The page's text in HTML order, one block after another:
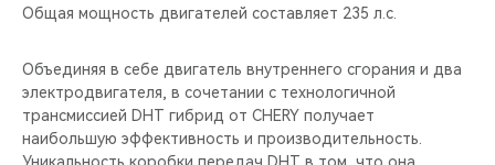
Общая мощность двигателей составляет 235 л.с.
Объединяя в себе двигатель внутреннего сгорания и два
электродвигателя, в сочетании с технологичной
трансмиссией DHT гибрид от CHERY получает
наибольшую эффективность и производительность.
Уникальность коробки передач DHT в том, что она